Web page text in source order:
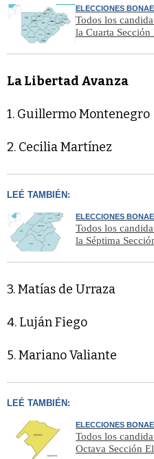
ELECCIONES
Todos los
la Cuarta Sección
La Libertad Avanza
1. Guillermo Montenegro
2. Cecilia Martínez
LEÉ TAMBIÉN:
ELECCIONES
Todos los
la Séptima
3. Matías de Urraza
4. Luján Fiego
5. Mariano Valiante
LEÉ TAMBIÉN:
ELECCIONES
Todos los
Octava Sección